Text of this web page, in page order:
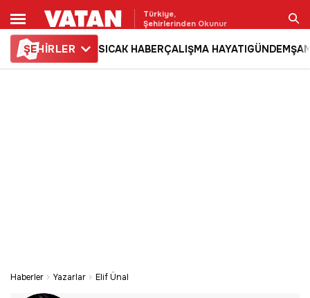
Türkiye,
Şehirlerinden Okunur
ŞEHİRLER SICAK HABERÇALIŞMA HAYATIGÜNDEM
Haberler Yazarlar Elif Ünal